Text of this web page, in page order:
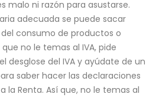
malo ni razón para asustarse.
adecuada se puede sacar
consumo de productos o
no le temas al IVA, pide
desglose del IVA y ayúdate de un
saber hacer las declaraciones
la Renta. Así que, no le temas al